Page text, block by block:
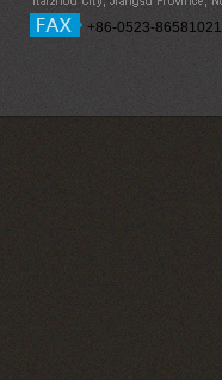
+86-0523-86581021